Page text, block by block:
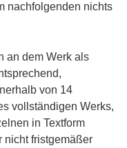
nachfolgenden nichts
an dem Werk als
von 14
vollständigen Werks,
in Textform
nicht fristgemäßer